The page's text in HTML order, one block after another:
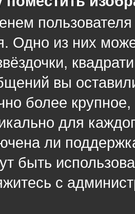
пользователя
Одно из них
вы
более
для
ли
быть
с